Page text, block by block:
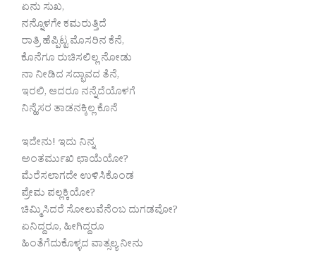
ಏನು ಸುಖ,
ನನ್ನೊಳಗೇ ಕಮರುತ್ತಿದೆ
ರಾತ್ರಿ‌ ಹೆಪ್ಪಿಟ್ಟ ಮೊಸರಿನ ಕೆನೆ,
ಕೊನೆಗೂ ರುಚಿಸಲಿಲ್ಲ ನೋಡು
ನಾ ನೀಡಿದ ಸದ್ಭಾವದ ತೆನೆ,
ಇರಲಿ, ಆದರೂ ನನ್ನೆದೆಯೊಳಗೆ
ನಿನ್ಹೆಸರ ತಾಡನಕ್ಕಿಲ್ಲ ಕೊನೆ
ಇದೇನು! ಇದು ನಿನ್ನ
ಅಂತರ್ಮುಖಿ ಛಾಯೆಯೋ?
ಮೆರೆಸಲಾಗದೇ‌ ಉಳಿಸಿಕೊಂಡ
ಪ್ರೇಮ ಪಲ್ಲಕ್ಕಿಯೋ?
ಚಿಮ್ಮಿಸಿದರೆ ಸೋಲುವೆನೆಂಬ ದುಗಡವೋ?
ಏನಿದ್ದರೂ, ಹೀಗಿದ್ದರೂ
ಹಿಂತೆಗೆದುಕೊಳ್ಳದ ವಾತ್ಸಲ್ಯ ನೀನು